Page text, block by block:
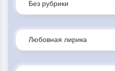
Без рубрики
Любовная лирика